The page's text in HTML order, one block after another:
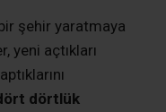
şehir yaratmaya
yeni açtıkları
dörtlük